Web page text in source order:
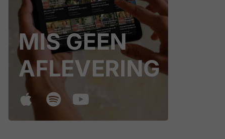
MIS GEEN
AFLEVERING